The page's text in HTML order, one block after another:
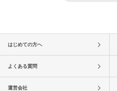
はじめての方へ
よくある質問
運営会社